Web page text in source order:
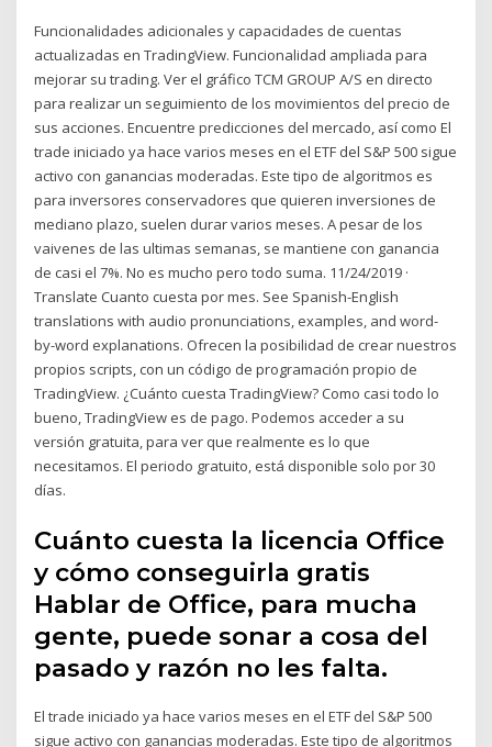
Funcionalidades adicionales y capacidades de cuentas
actualizadas en TradingView. Funcionalidad ampliada para
mejorar su trading. Ver el gráfico TCM GROUP A/S en directo
para realizar un seguimiento de los movimientos del precio de
sus acciones. Encuentre predicciones del mercado, así como El
trade iniciado ya hace varios meses en el ETF del S&P 500 sigue
activo con ganancias moderadas. Este tipo de algoritmos es
para inversores conservadores que quieren inversiones de
mediano plazo, suelen durar varios meses. A pesar de los
vaivenes de las ultimas semanas, se mantiene con ganancia
de casi el 7%. No es mucho pero todo suma. 11/24/2019 ·
Translate Cuanto cuesta por mes. See Spanish-English
translations with audio pronunciations, examples, and word-
by-word explanations. Ofrecen la posibilidad de crear nuestros
propios scripts, con un código de programación propio de
TradingView. ¿Cuánto cuesta TradingView? Como casi todo lo
bueno, TradingView es de pago. Podemos acceder a su
versión gratuita, para ver que realmente es lo que
necesitamos. El periodo gratuito, está disponible solo por 30
días.
Cuánto cuesta la licencia Office
y cómo conseguirla gratis
Hablar de Office, para mucha
gente, puede sonar a cosa del
pasado y razón no les falta.
El trade iniciado ya hace varios meses en el ETF del S&P 500
sigue activo con ganancias moderadas. Este tipo de algoritmos